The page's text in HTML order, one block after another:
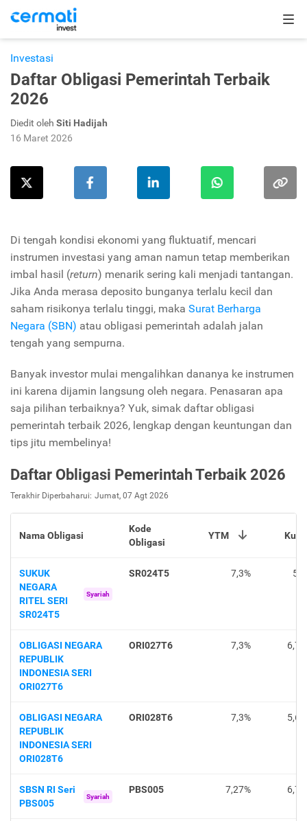
Investasi
Daftar Obligasi Pemerintah Terbaik
2026
Diedit oleh Siti Hadijah
16 Maret 2026
Di tengah kondisi ekonomi yang fluktuatif, mencari
instrumen investasi yang aman namun tetap memberikan
imbal hasil (return) menarik sering kali menjadi tantangan.
Jika Anda merasa deposito bunganya terlalu kecil dan
saham risikonya terlalu tinggi, maka Surat Berharga
Negara (SBN) atau obligasi pemerintah adalah jalan
tengah yang sempurna.
Banyak investor mulai mengalihkan dananya ke instrumen
ini karena dijamin langsung oleh negara. Penasaran apa
saja pilihan terbaiknya? Yuk, simak daftar obligasi
pemerintah terbaik 2026, lengkap dengan keuntungan dan
tips jitu membelinya!
Daftar Obligasi Pemerintah Terbaik 2026